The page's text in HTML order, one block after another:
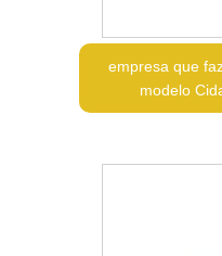
empresa que
modelo